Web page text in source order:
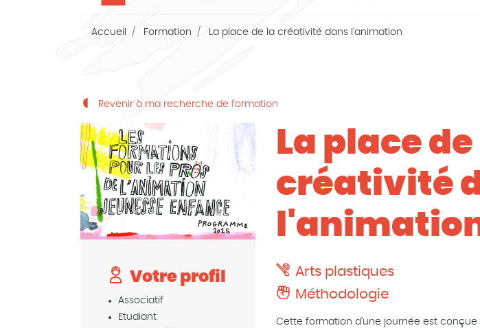
Accueil Formation La place de la créativité dans l'animation
Revenir à ma recherche de formation
Votre profil
Associatif
Etudiant
La place
créativité
Arts plastiques
Méthodologie
Cette formation d'une journée est